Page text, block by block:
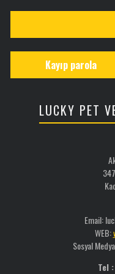
Kayıp parola
LUCKY PET
Email:
WEB:
Sosyal
Tel